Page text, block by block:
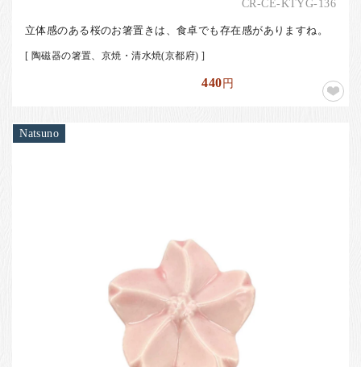
CR-CE-KTYG-136
立体感のある桜のお箸置きは、食卓でも存在感がありますね。
[ 陶磁器の箸置、京焼・清水焼(京都府) ]
440円
Natsuno